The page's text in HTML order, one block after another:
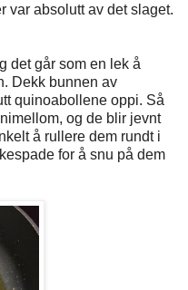
var absolutt av det slaget.
det går som en lek å
Dekk bunnen av
quinoabollene oppi. Så
og de blir jevnt
å rullere dem rundt i
for å snu på dem